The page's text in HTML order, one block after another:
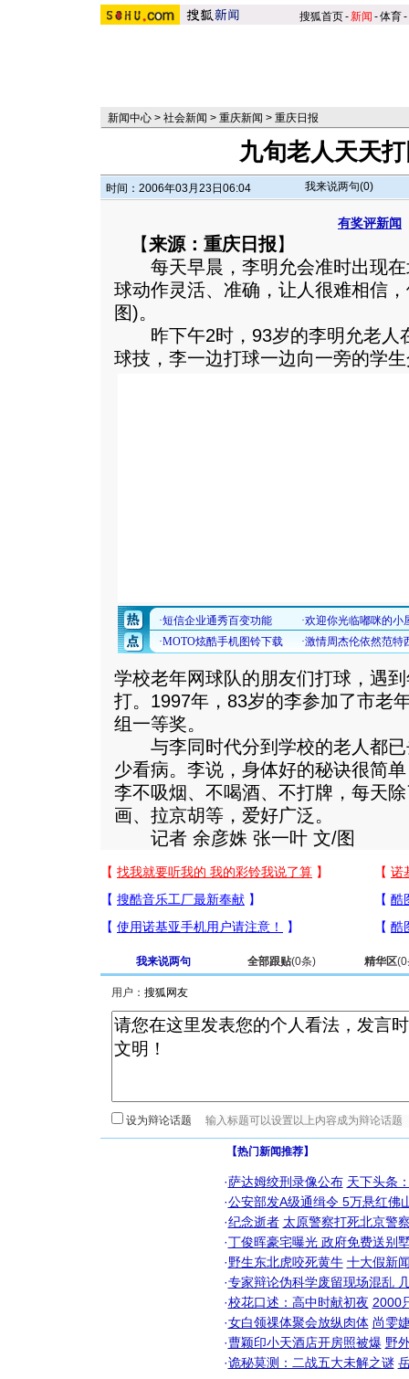
搜狐首页-新闻 -体育-
新闻中心 > 社会新闻 > 重庆新闻 > 重庆日报
九旬老人天天
时间：2006年03月23日06:04 我来说两句(0)
有奖评新闻
【来源：重庆日报】
每天早晨，李明允会准时出现在
球动作灵活、准确，让人很难相信
图)。
昨下午2时，93岁的李明允老人
球技，李一边打球一边向一旁的学
学校老年网球队的朋友们打球，遇
打。1997年，83岁的李参加了市老
组一等奖。
与李同时代分到学校的老人都已
少看病。李说，身体好的秘诀很简
李不吸烟、不喝酒、不打牌，每天
画、拉京胡等，爱好广泛。
记者 余彦姝 张一叶 文/图
我来说两句 全部跟贴(0条) 精华区(0
用户：
设为辩论话题
【热门新闻推荐】
·萨达姆绞刑录像公布 天下头条
·公安部发A级通缉令 5万悬红佛
·纪念逝者 太原警察打死北京警
·丁俊晖豪宅曝光 政府免费送别
·野生东北虎咬死黄牛 十大假新
·专家辩论伪科学废留现场混乱
·校花口述：高中时献初夜 2000
·女白领祼体聚会放纵肉体 尚雯
·曹颖印小天酒店开房照被爆 野
·诡秘莫测：二战五大未解之谜